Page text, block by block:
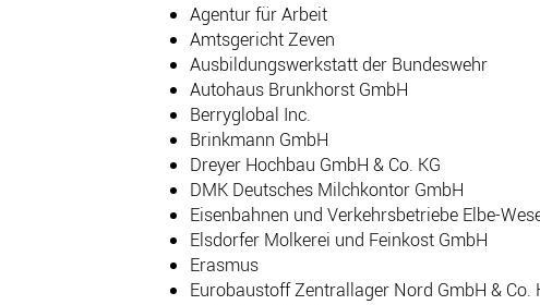
Agentur für Arbeit
Amtsgericht Zeven
Ausbildungswerkstatt der Bundeswehr
Autohaus Brunkhorst GmbH
Berryglobal Inc.
Brinkmann GmbH
Dreyer Hochbau GmbH & Co. KG
DMK Deutsches Milchkontor GmbH
Eisenbahnen und Verkehrsbetriebe Elbe-
Elsdorfer Molkerei und Feinkost GmbH
Erasmus
Eurobaustoff Zentrallager Nord GmbH & Co.